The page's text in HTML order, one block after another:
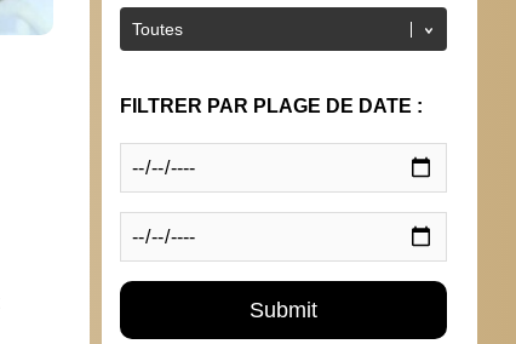
FILTRER PAR PLAGE DE DATE :